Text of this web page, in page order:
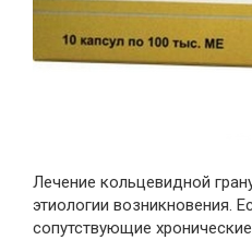
Лечение кольцевидной
этиологии возникновения.
сопутствующие